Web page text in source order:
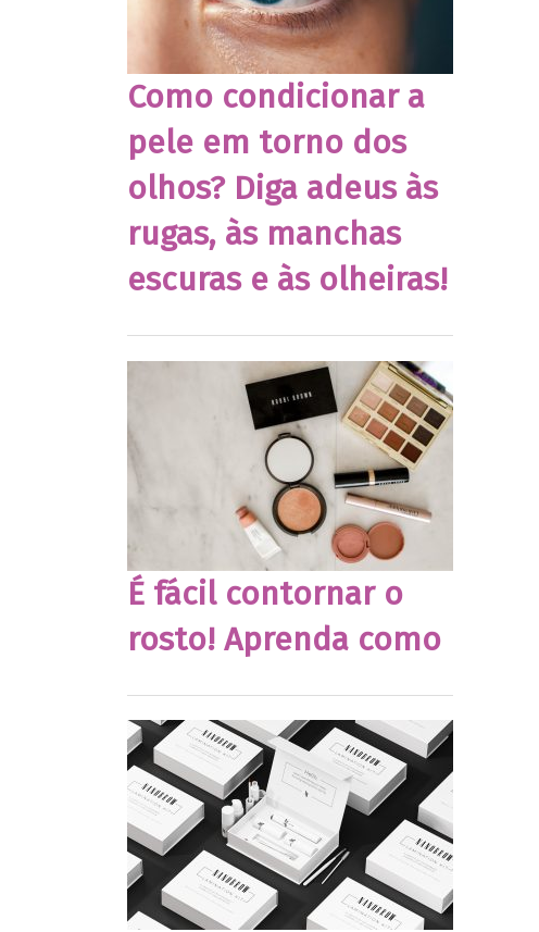
Como condicionar a
pele em torno dos
olhos? Diga adeus às
rugas, às manchas
escuras e às olheiras!
É fácil contornar o
rosto! Aprenda como